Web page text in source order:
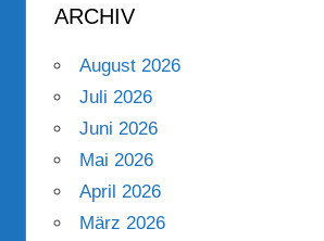
ARCHIV
August 2026
Juli 2026
Juni 2026
Mai 2026
April 2026
März 2026